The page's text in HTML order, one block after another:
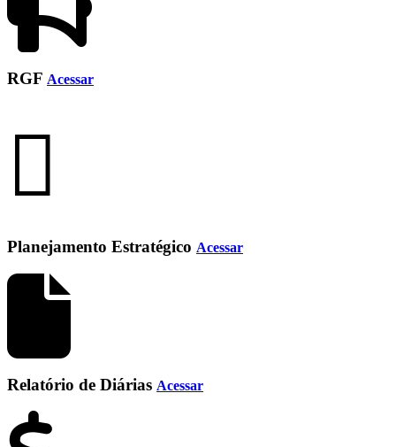
RGF Acessar
Planejamento Estratégico Acessar
Relatório de Diárias Acessar